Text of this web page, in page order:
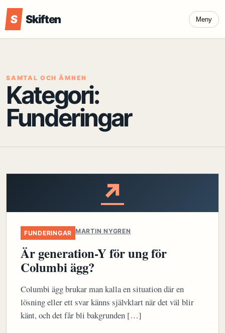
S Skiften Meny
SAMTAL OCH ÄMNEN
Kategori:
Funderingar
↗
FUNDERINGAR MARTIN NYGREN
Är generation-Y för ung för
Columbi ägg?
Columbi ägg brukar man kalla en situation där en
lösning eller ett svar känns självklart när det väl blir
känt, och det får bli bakgrunden […]